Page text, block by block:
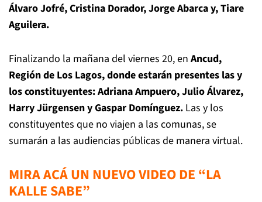
Álvaro Jofré, Cristina Dorador, Jorge Abarca y, Tiare
Aguilera.
Finalizando la mañana del viernes 20, en Ancud,
Región de Los Lagos, donde estarán presentes las y
los constituyentes: Adriana Ampuero, Julio Álvarez,
Harry Jürgensen y Gaspar Domínguez. Las y los
constituyentes que no viajen a las comunas, se
sumarán a las audiencias públicas de manera virtual.
MIRA ACÁ UN NUEVO VIDEO DE “LA
KALLE SABE”